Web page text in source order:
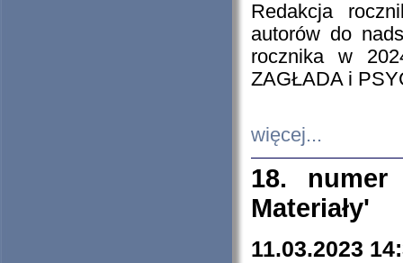
Redakcja
autorów do
rocznika w
ZAGŁADA i
więcej...
18. numer
Materiały'
11.03.2023